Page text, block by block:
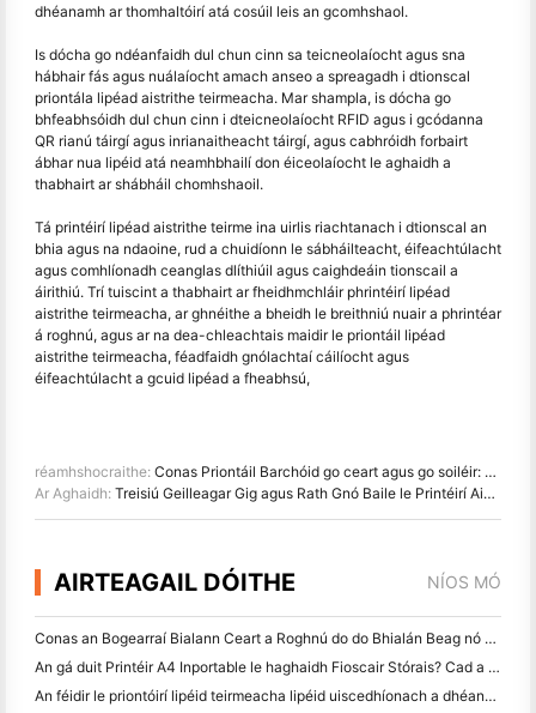
dhéanamh ar thomhaltóirí atá cosúil leis an gcomhshaol.
Is dócha go ndéanfaidh dul chun cinn sa teicneolaíocht agus sna
hábhair fás agus nuálaíocht amach anseo a spreagadh i dtionscal
priontála lipéad aistrithe teirmeacha. Mar shampla, is dócha go
bhfeabhsóidh dul chun cinn i dteicneolaíocht RFID agus i gcódanna
QR rianú táirgí agus inrianaitheacht táirgí, agus cabhróidh forbairt
ábhar nua lipéid atá neamhbhailí don éiceolaíocht le aghaidh a
thabhairt ar shábháil chomhshaoil.
Tá printéirí lipéad aistrithe teirme ina uirlis riachtanach i dtionscal an
bhia agus na ndaoine, rud a chuidíonn le sábháilteacht, éifeachtúlacht
agus comhlíonadh ceanglas dlíthiúil agus caighdeáin tionscail a
áirithiú. Trí tuiscint a thabhairt ar fheidhmchláir phrintéirí lipéad
aistrithe teirmeacha, ar ghnéithe a bheidh le breithniú nuair a phrintéar
á roghnú, agus ar na dea-chleachtais maidir le priontáil lipéad
aistrithe teirmeacha, féadfaidh gnólachtaí cáilíocht agus
éifeachtúlacht a gcuid lipéad a fheabhsú,
réamhshocraithe: Conas Priontáil Barchóid go ceart agus go soiléir: Ag dul thar na Comhshaincheisteanna Priontála Barchóid
Ar Aghaidh: Treisiú Geilleagar Gig agus Rath Gnó Baile le Printéirí Aistrithe Teirmeach
AIRTEAGAIL DÓITHE NÍOS MÓ
Conas an Bogearraí Bialann Ceart a Roghnú do do Bhialán Beag nó Meánmhéide
An gá duit Printéir A4 Inportable le haghaidh Fioscair Stórais? Cad a Oibríonn i ndáiríre
An féidir le priontóirí lipéid teirmeacha lipéid uiscedhíonach a dhéanamh do tháirgí gnó beag?